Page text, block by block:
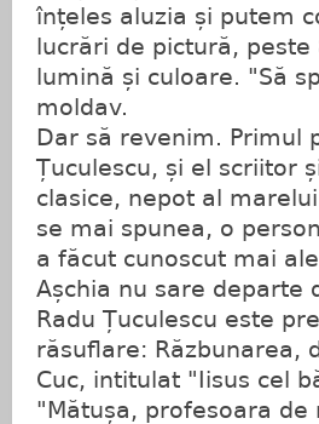
înțeles aluzia și putem
lucrări de pictură,
lumină și culoare. "Să
moldav.
Dar să revenim. Primul
Țuculescu, și el scriitor
clasice, nepot al
se mai spunea, o
a făcut cunoscut mai
Așchia nu sare departe
Radu Țuculescu este
răsuflare: Răzbunarea,
Cuc, intitulat "Iisus cel
"Mătușa, profesoara